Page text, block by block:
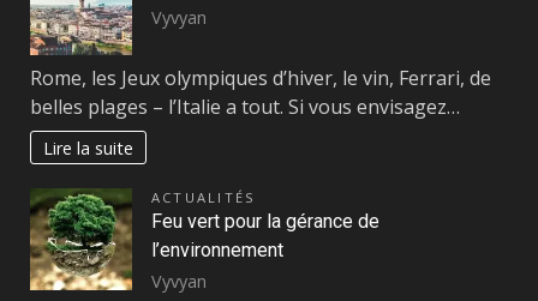
Vyvyan
Rome, les Jeux olympiques d’hiver, le vin, Ferrari, de
belles plages – l’Italie a tout. Si vous envisagez…
Lire la suite
ACTUALITÉS
Feu vert pour la gérance de
l’environnement
Vyvyan